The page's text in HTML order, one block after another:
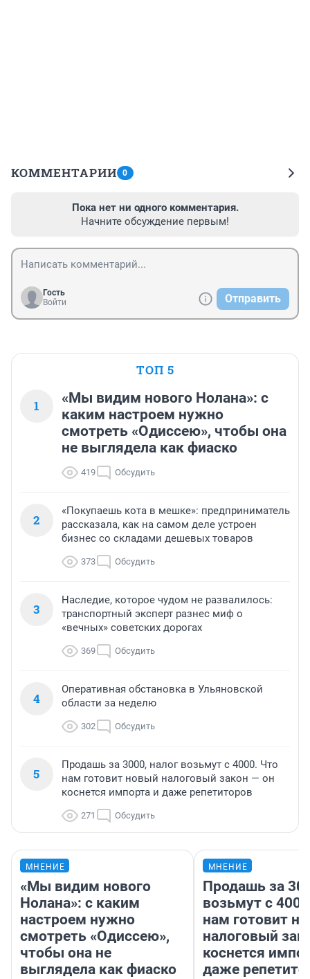
КОММЕНТАРИИ 0
Пока нет ни одного комментария.
Начните обсуждение первым!
Гость
Войти
Отправить
ТОП 5
1
«Мы видим нового Нолана»: с
каким настроем нужно
смотреть «Одиссею», чтобы она
не выглядела как фиаско
419 Обсудить
2
«Покупаешь кота в мешке»: предприниматель
рассказала, как на самом деле устроен
бизнес со складами дешевых товаров
373 Обсудить
3
Наследие, которое чудом не развалилось:
транспортный эксперт разнес миф о
«вечных» советских дорогах
369 Обсудить
4
Оперативная обстановка в Ульяновской
области за неделю
302 Обсудить
5
Продашь за 3000, налог возьмут с 4000. Что
нам готовит новый налоговый закон — он
коснется импорта и даже репетиторов
271 Обсудить
МНЕНИЕ
«Мы видим нового
Нолана»: с каким
настроем нужно
смотреть «Одиссею»,
чтобы она не
выглядела как фиаско
МНЕНИЕ
Продашь за
возьмут с
нам готовит
налоговый
коснется
даже